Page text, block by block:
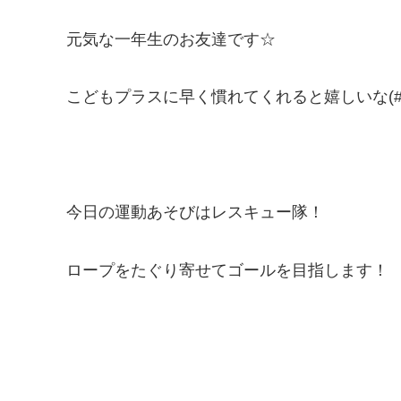
元気な一年生のお友達です☆
こどもプラスに早く慣れてくれると嬉しいな
今日の運動あそびはレスキュー隊！
ロープをたぐり寄せてゴールを目指します！